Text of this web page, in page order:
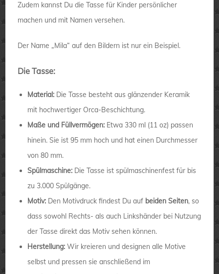
Zudem kannst Du die Tasse für Kinder persönlicher
machen und mit Namen versehen.
Der Name „Mila“ auf den Bildern ist nur ein Beispiel.
Die Tasse:
Material: Die Tasse besteht aus glänzender Keramik
mit hochwertiger Orca-Beschichtung.
Maße und Füllvermögen: Etwa 330 ml (11 oz) passen
hinein. Sie ist 95 mm hoch und hat einen Durchmesser
von 80 mm.
Spülmaschine: Die Tasse ist spülmaschinenfest für bis
zu 3.000 Spülgänge.
Motiv: Den Motivdruck findest Du auf beiden Seiten, so
dass sowohl Rechts- als auch Linkshänder bei Nutzung
der Tasse direkt das Motiv sehen können.
Herstellung:Wir kreieren und designen alle Motive
selbst und pressen sie anschließend im